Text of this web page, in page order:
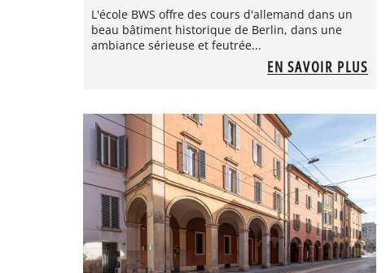
L'école BWS offre des cours d'allemand dans un
beau bâtiment historique de Berlin, dans une
ambiance sérieuse et feutrée...
EN SAVOIR PLUS